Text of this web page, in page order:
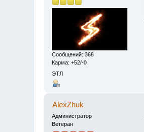
Сообщений: 368
Карма: +52/-0
ЭТЛ
AlexZhuk
Администратор
Ветеран